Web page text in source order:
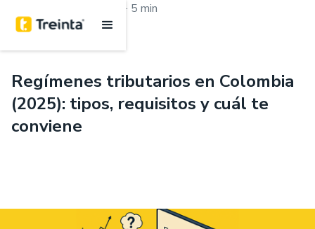
. 5 min
Regímenes tributarios en Colombia
(2025): tipos, requisitos y cuál te
conviene